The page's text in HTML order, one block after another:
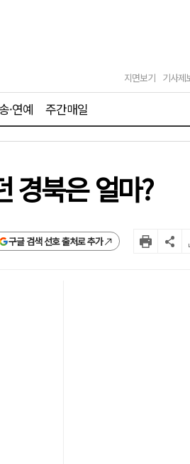
지면보기 기사제
·연예 주간매일
경북은 얼마?
구글 검색 선호 출처로 추가